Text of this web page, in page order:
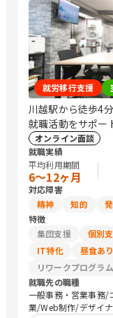
就労移行支援
川越駅から徒歩4
就職活動をサポー
オンライン面談
就職実績
平均利用期間
6〜12ヶ月
対応障害
精神
知的
特徴
集団支援
個別
IT特化
昼食あり
リワークプログラ
就職先の職種
一般事務・営業事務/
業/Web制作/デザイ